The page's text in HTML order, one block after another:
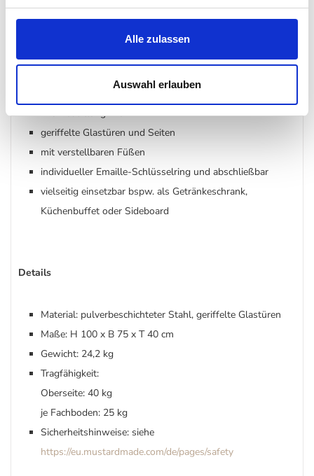
Alle zulassen
Auswahl erlauben
perfekte Wahl für alle, die schöne Dinge lieben und sie gekonnt
Besonderheit
mit Medaillongriffen
geriffelte Glastüren und Seiten
mit verstellbaren Füßen
individueller Emaille-Schlüsselring und abschließbar
vielseitig einsetzbar bspw. als Getränkeschrank,
Küchenbuffet oder Sideboard
Details
Material: pulverbeschichteter Stahl, geriffelte Glastüren
Maße: H 100 x B 75 x T 40 cm
Gewicht: 24,2 kg
Tragfähigkeit:
Oberseite: 40 kg
je Fachboden: 25 kg
Sicherheitshinweise: siehe
https://eu.mustardmade.com/de/pages/safety